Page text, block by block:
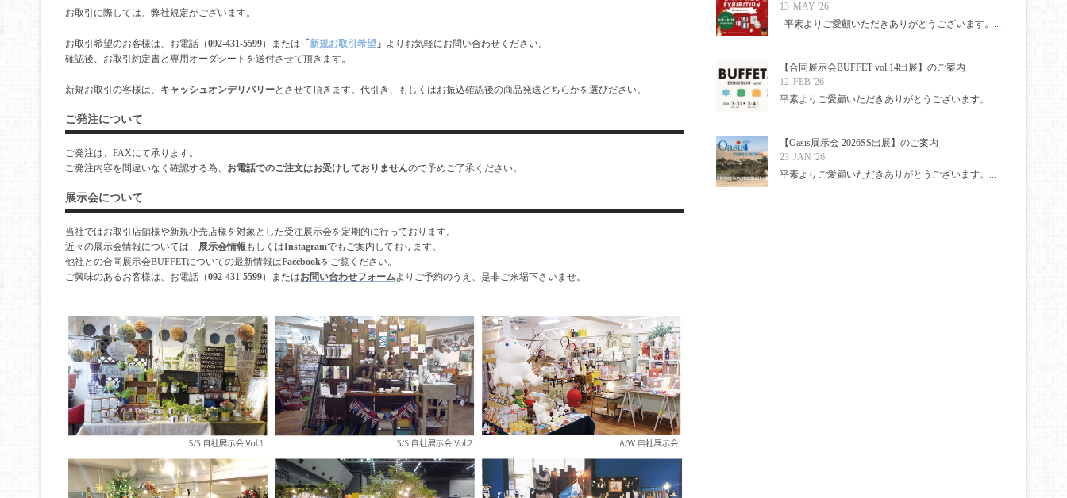
お取引に際しては、弊社規定がございます。
お取引希望のお客様は、お電話（092-431-5599）または 「 新規お取引希望 」 よりお気軽にお問い合わせください。
確認後、お取引約定書と専用オーダシートを送付させて頂きます。
新規お取引の客様は、 キャッシュオンデリバリーとさせて頂きます。代引き、もしくはお振込確認後の商品発送どちらかを選びださい。
ご発注について
ご発注は、FAXにて承ります。
ご発注内容を間違いなく確認する為、 お電話でのご注文はお受けしておりませんので予めご了承ください。
展示会について
当社ではお取引店舗様や新規小売店様を対象とした受注展示会を定期的に行っております。
近々の展示会情報については、 展示会情報 もしくはInstagramでもご案内しております。
他社との合同展示会BUFFETについての最新情報はFacebookをご覧ください。
ご興味のあるお客様は、お電話（092-431-5599）またはお問い合わせフォームよりご予約のうえ、是非ご来場下さいませ。
13 MAY '26
平素よりご愛顧いただきありがとうございます。...
【合同展示会BUFFET vol.14出展】のご案内
12 FEB '26
平素よりご愛顧いただきありがとうございます。...
【Oasis展示会 2026SS出展】のご案内
23 JAN '26
平素よりご愛顧いただきありがとうございます。...